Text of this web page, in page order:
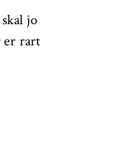
jo
er rart